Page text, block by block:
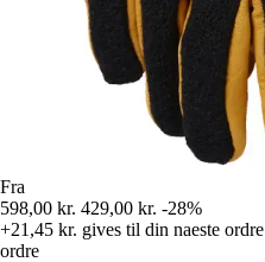
Fra
598,00 kr. 429,00 kr. -28%
+21,45 kr. gives til din naeste ordre
ordre